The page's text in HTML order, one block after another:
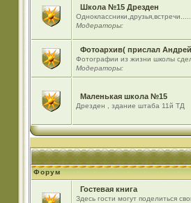
Школа №15 Дрезден
Модераторы:
Фотоархив( прислал
Фотографии из жизни школы
Модераторы:
Маленькая школа №15
Дрезден , здание штаба 11й ТД
Форум
Гостевая книга
Здесь гости могут поделиться